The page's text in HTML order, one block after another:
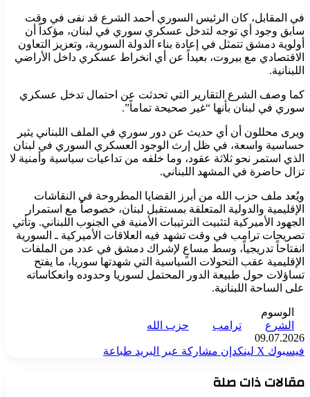
في المقابل، كان الرئيس السوري أحمد الشرع قد نفى في وقت
سابق وجود أي توجه لتدخل عسكري سوري في لبنان، مؤكداً أن
أولوية دمشق تتمثل في إعادة بناء الدولة السورية، وتعزيز التعاون
الاقتصادي مع بيروت، بعيداً عن أي انخراط عسكري داخل الأراضي
اللبنانية.
كما وصف الشرع التقارير التي تحدثت عن احتمال تدخل عسكري
سوري في لبنان بأنها “غير صحيحة تماماً”.
ويرى محللون أن أي حديث عن دور سوري في الملف اللبناني يثير
حساسية واسعة، في ظل إرث الوجود العسكري السوري في لبنان
الذي استمر نحو ثلاثة عقود، وما خلفه من تداعيات سياسية وأمنية لا
تزال حاضرة في المشهد اللبناني.
ويُعد ملف حزب الله من أبرز القضايا المطروحة في النقاشات
الإقليمية والدولية المتعلقة بمستقبل لبنان، خصوصاً مع استمرار
الجهود الأميركية لتثبيت الترتيبات الأمنية في الجنوب اللبناني. وتأتي
تصريحات ترامب في وقت تشهد فيه العلاقات الأميركية ـ السورية
انفتاحاً تدريجياً، وسط مساعٍ لإشراك دمشق في عدد من الملفات
الإقليمية عقب التحولات السياسية التي شهدتها سوريا، ما يفتح
تساؤلات حول طبيعة الدور المحتمل لسوريا وحدوده وانعكاساته
على الساحة اللبنانية.
الوسوم
الشرع
ترامب
حزب الله
09.07.2026
فيسبوك ‫X لينكدإن مشاركة عبر البريد طباعة
مقالات ذات صلة